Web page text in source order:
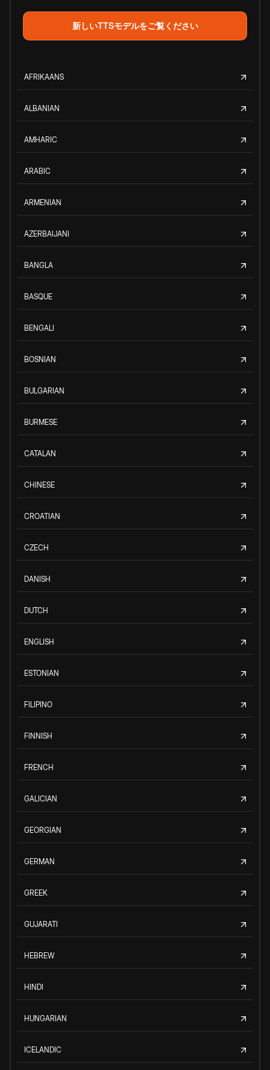
新しいTTSモデルをご覧ください
AFRIKAANS
ALBANIAN
AMHARIC
ARABIC
ARMENIAN
AZERBAIJANI
BANGLA
BASQUE
BENGALI
BOSNIAN
BULGARIAN
BURMESE
CATALAN
CHINESE
CROATIAN
CZECH
DANISH
DUTCH
ENGLISH
ESTONIAN
FILIPINO
FINNISH
FRENCH
GALICIAN
GEORGIAN
GERMAN
GREEK
GUJARATI
HEBREW
HINDI
HUNGARIAN
ICELANDIC